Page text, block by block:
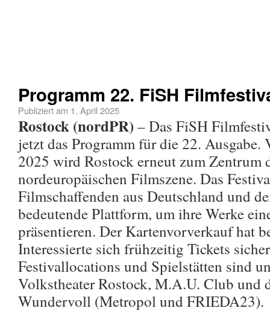
Programm 22. FiSH
Publiziert am 1. April 2025
Rostock (nordPR)– Das FiSH
jetzt das Programm für die 22.
2025 wird Rostock erneut zum Zentrum
nordeuropäischen Filmszene. Das
Filmschaffenden aus Deutschland und
bedeutende Plattform, um ihre Werke
präsentieren. Der Kartenvorverkauf hat
Interessierte sich frühzeitig Tickets
Festivallocations und Spielstätten sind
Volkstheater Rostock, M.A.U. Club und
Wundervoll (Metropol und FRIEDA23).